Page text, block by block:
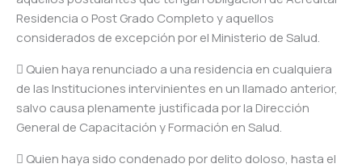
Residencia o Post Grado Completo y aquellos
considerados de excepción por el Ministerio de Salud.
 Quien haya renunciado a una residencia en cualquiera
de las Instituciones intervinientes en un llamado anterior,
salvo causa plenamente justificada por la Dirección
General de Capacitación y Formación en Salud.
 Quien haya sido condenado por delito doloso, hasta el